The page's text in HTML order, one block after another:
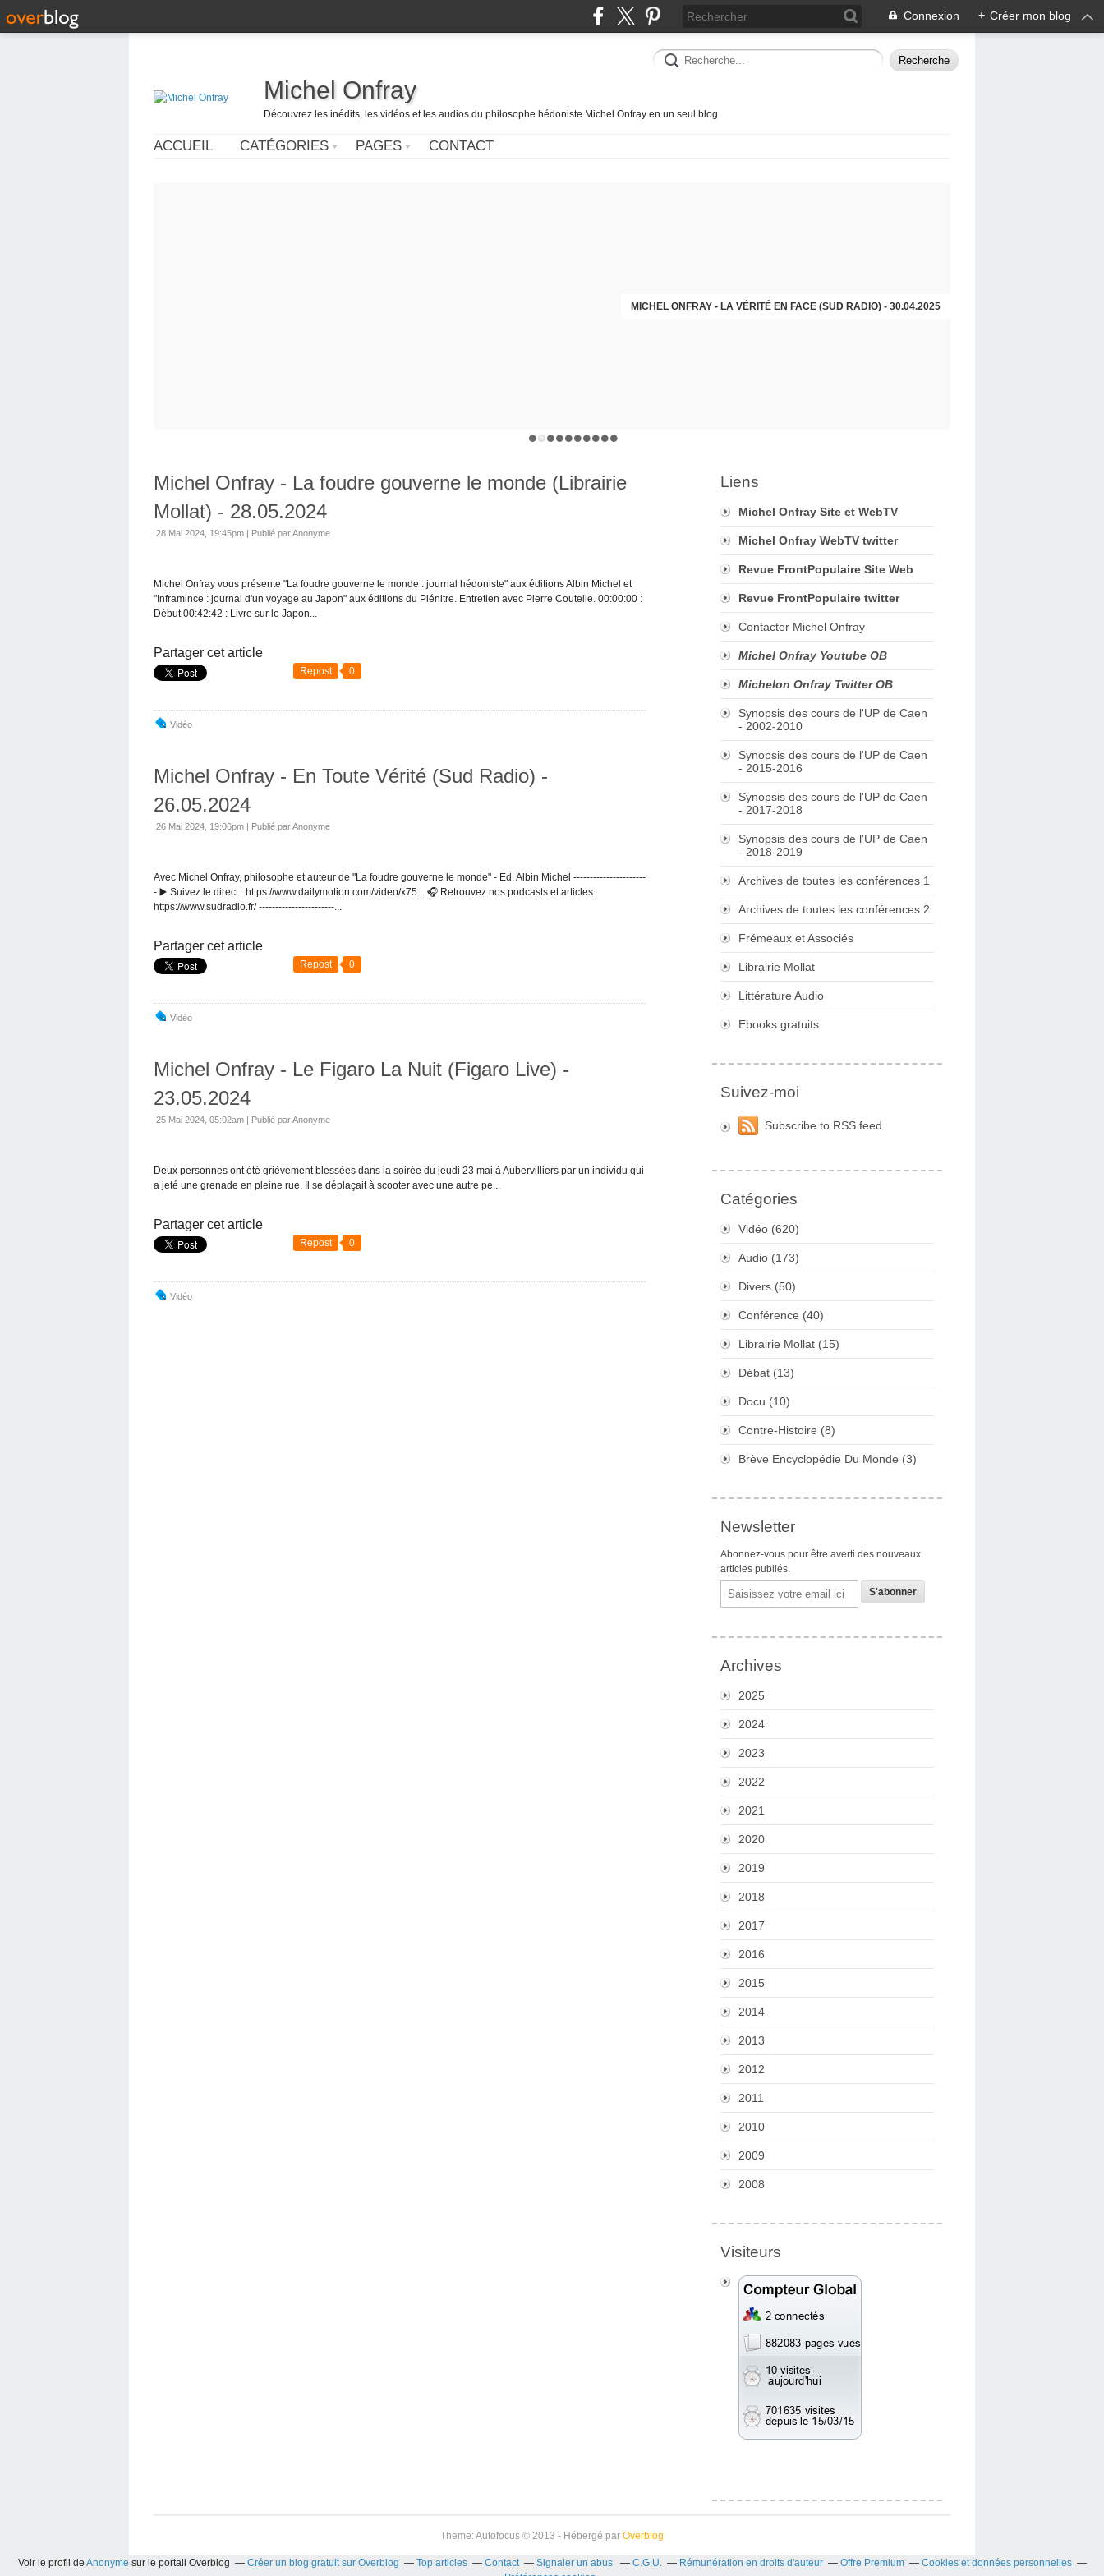
Connexion + Créer mon blog
Michel Onfray
Découvrez les inédits, les vidéos et les audios du philosophe hédoniste Michel Onfray en un seul blog
ACCUEIL CATÉGORIES PAGES CONTACT
MICHEL ONFRAY - LA VÉRITÉ EN FACE (SUD RADIO) - 30.04.2025
Michel Onfray - La foudre gouverne le monde (Librairie
Mollat) - 28.05.2024
28 Mai 2024, 19:45pm | Publié par Anonyme
Michel Onfray vous présente "La foudre gouverne le monde : journal hédoniste" aux éditions Albin Michel et
"Inframince : journal d'un voyage au Japon" aux éditions du Plénitre. Entretien avec Pierre Coutelle. 00:00:00 :
Début 00:42:42 : Livre sur le Japon...
Partager cet article
Repost 0
Vidéo
Michel Onfray - En Toute Vérité (Sud Radio) -
26.05.2024
26 Mai 2024, 19:06pm | Publié par Anonyme
Avec Michel Onfray, philosophe et auteur de "La foudre gouverne le monde" - Ed. Albin Michel ----------------------
- ▶️ Suivez le direct : https://www.dailymotion.com/video/x75... 🎧 Retrouvez nos podcasts et articles :
https://www.sudradio.fr/ -----------------------...
Partager cet article
Repost 0
Vidéo
Michel Onfray - Le Figaro La Nuit (Figaro Live) -
23.05.2024
25 Mai 2024, 05:02am | Publié par Anonyme
Deux personnes ont été grièvement blessées dans la soirée du jeudi 23 mai à Aubervilliers par un individu qui
a jeté une grenade en pleine rue. Il se déplaçait à scooter avec une autre pe...
Partager cet article
Repost 0
Vidéo
Liens
Michel Onfray Site et WebTV
Michel Onfray WebTV twitter
Revue FrontPopulaire Site Web
Revue FrontPopulaire twitter
Contacter Michel Onfray
Michel Onfray Youtube OB
Michelon Onfray Twitter OB
Synopsis des cours de l'UP de Caen
- 2002-2010
Synopsis des cours de l'UP de Caen
- 2015-2016
Synopsis des cours de l'UP de Caen
- 2017-2018
Synopsis des cours de l'UP de Caen
- 2018-2019
Archives de toutes les conférences 1
Archives de toutes les conférences 2
Frémeaux et Associés
Librairie Mollat
Littérature Audio
Ebooks gratuits
Suivez-moi
Subscribe to RSS feed
Catégories
Vidéo (620)
Audio (173)
Divers (50)
Conférence (40)
Librairie Mollat (15)
Débat (13)
Docu (10)
Contre-Histoire (8)
Brève Encyclopédie Du Monde (3)
Newsletter
Abonnez-vous pour être averti des nouveaux
articles publiés.
Email
Archives
2025
2024
2023
2022
2021
2020
2019
2018
2017
2016
2015
2014
2013
2012
2011
2010
2009
2008
Visiteurs
Theme: Autofocus © 2013 - Hébergé par Overblog
Voir le profil de Anonyme sur le portail Overblog Créer un blog gratuit sur Overblog Top articles Contact Signaler un abus C.G.U. Rémunération en droits d'auteur Offre Premium
Cookies et données personnelles